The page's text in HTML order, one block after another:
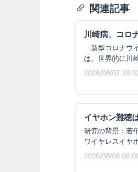
関連記事
川崎病、コロ
新型コロナウ
は、世界的に川
2026/08/07
イヤホン難聴
研究の背景：若
ワイヤレスイヤ
2026/08/06